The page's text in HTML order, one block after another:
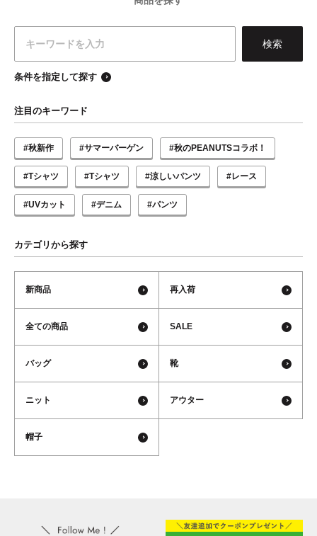
条件を指定して探す
注目のキーワード
#秋新作 #サマーバーゲン #秋のPEANUTSコラボ！
#Tシャツ #Tシャツ #涼しいパンツ #レース
#UVカット #デニム #パンツ
カテゴリから探す
新商品 再入荷
全ての商品 SALE
バッグ 靴
ニット アウター
帽子